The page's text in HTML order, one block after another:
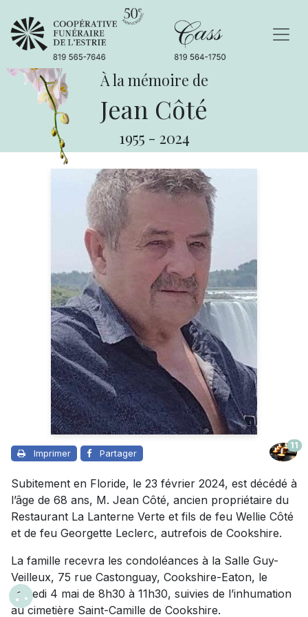
À la mémoire de
Jean Côté
1955 - 2024
Imprimer Partager
11
Subitement en Floride, le 23 février 2024, est décédé à
l’âge de 68 ans, M. Jean Côté, ancien propriétaire du
Restaurant La Lanterne Verte et fils de feu Wellie Côté
et de feu Georgette Leclerc, autrefois de Cookshire.
La famille recevra les condoléances à la Salle Guy-
Veilleux, 75 rue Castonguay, Cookshire-Eaton, le
samedi 4 mai de 8h30 à 11h30, suivies de l’inhumation
au cimetière Saint-Camille de Cookshire.